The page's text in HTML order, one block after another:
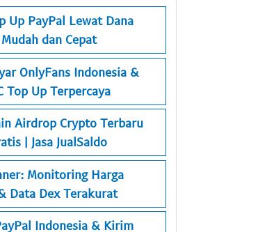
Up PayPal Lewat Dana
dan Cepat
OnlyFans Indonesia &
Top Up Terpercaya
Airdrop Crypto Terbaru
| Jasa JualSaldo
Monitoring Harga
Data Dex Terakurat
Indonesia & Kirim